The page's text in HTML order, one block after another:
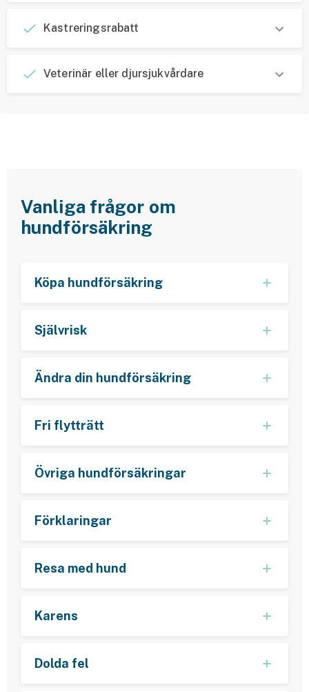
Kastreringsrabatt
Veterinär eller djursjukvårdare
Vanliga frågor om
hundförsäkring
Köpa hundförsäkring
Självrisk
Ändra din hundförsäkring
Fri flytträtt
Övriga hundförsäkringar
Förklaringar
Resa med hund
Karens
Dolda fel